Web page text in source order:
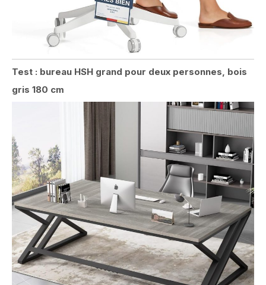
Test : bureau HSH grand pour deux personnes, bois
gris 180 cm